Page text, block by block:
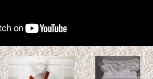
phổ biến trong thiết kế nội thất và kiến